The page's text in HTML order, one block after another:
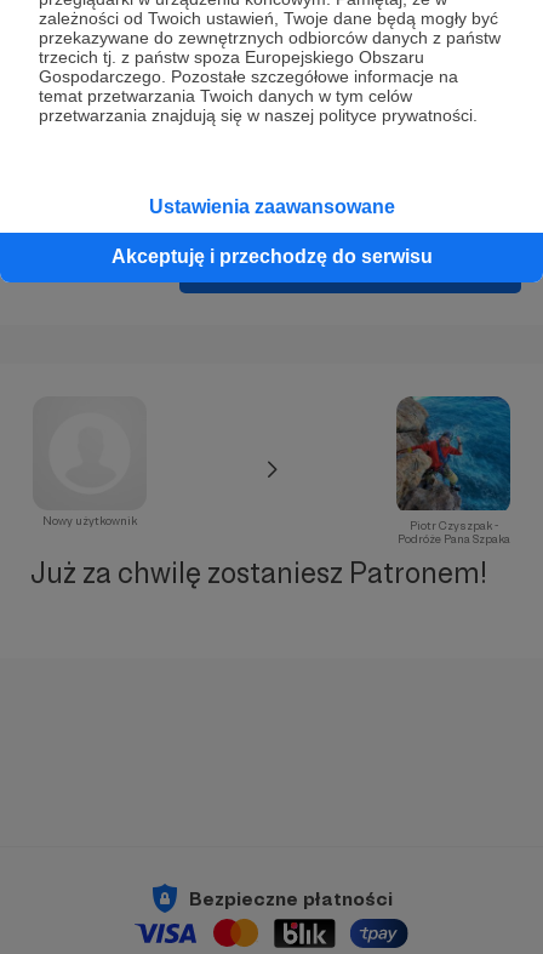
zależności od Twoich ustawień, Twoje dane będą mogły być
przekazywane do zewnętrznych odbiorców danych z państw
trzecich tj. z państw spoza Europejskiego Obszaru
Gospodarczego. Pozostałe szczegółowe informacje na
temat przetwarzania Twoich danych w tym celów
przetwarzania znajdują się w naszej polityce prywatności.
Ustawienia zaawansowane
Akceptuję i przechodzę do serwisu
Wyrażam zgodę na otrzymywanie drogą elektroniczną
informacji handlowych - newslettera. Opcja ta może zostać
zmieniona w ustawieniach konta.
Cofnij Zarejestruj się i przejdź dalej
Nowy użytkownik
Piotr Czyszpak -
Podróże Pana Szpaka
Już za chwilę zostaniesz Patronem!
Bezpieczne płatności